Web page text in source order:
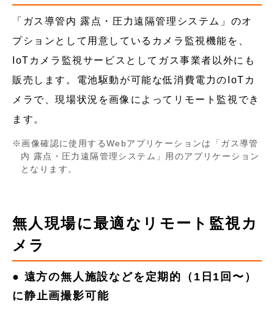
「ガス導管内 露点・圧力遠隔管理システム」のオ
プションとして用意しているカメラ監視機能を、
IoTカメラ監視サービスとしてガス事業者以外にも
販売します。電池駆動が可能な低消費電力のIoTカ
メラで、現場状況を画像によってリモート監視でき
ます。
画像確認に使用するWebアプリケーションは「ガス導管
内 露点・圧力遠隔管理システム」用のアプリケーション
となります。
無人現場に最適なリモート監視カ
メラ
● 遠方の無人施設などを定期的（1日1回〜）
に静止画撮影可能